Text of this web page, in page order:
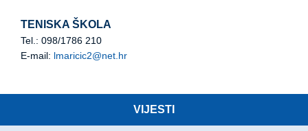
TENISKA ŠKOLA
Tel.: 098/1786 210
E-mail: lmaricic2@net.hr
VIJESTI